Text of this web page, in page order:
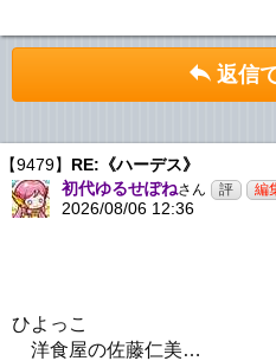
返信
【9479】 RE:《ハーデス》
初代ゆるせぽねさん
2026/08/06 12:36
ひよっこ
洋食屋の佐藤仁美…